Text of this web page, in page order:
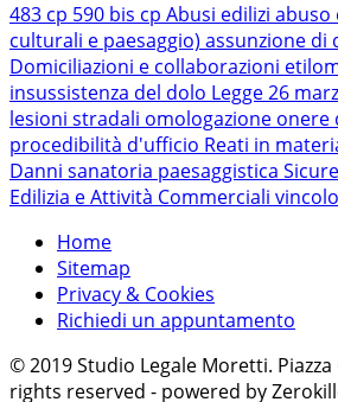
483 cp 590 bis cp Abusi edilizi abuso
culturali e paesaggio) assunzione di
Domiciliazioni e collaborazioni
insussistenza del dolo Legge 26
lesioni stradali omologazione onere
procedibilità d'ufficio Reati in
Danni sanatoria paesaggistica
Edilizia e Attività Commerciali
Home
Sitemap
Privacy & Cookies
Richiedi un appuntamento
© 2019 Studio Legale Moretti. Piazza
rights reserved - powered by